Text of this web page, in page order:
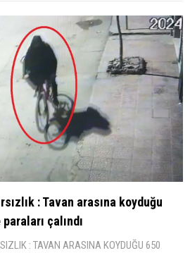
: Tavan arasına koyduğu
çalındı
: TAVAN ARASINA KOYDUĞU 650